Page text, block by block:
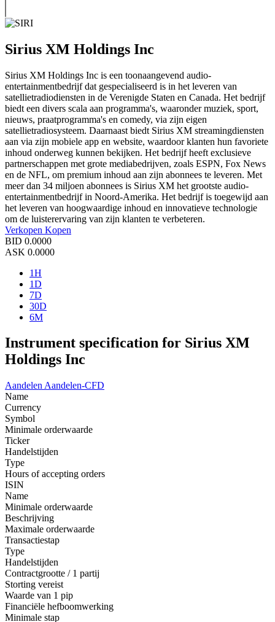
Sirius XM Holdings Inc
Sirius XM Holdings Inc is een toonaangevend audio-
entertainmentbedrijf dat gespecialiseerd is in het leveren van
satellietradiodiensten in de Verenigde Staten en Canada. Het bedrijf
biedt een divers scala aan programma's, waaronder muziek, sport,
nieuws, praatprogramma's en comedy, via zijn eigen
satellietradiosysteem. Daarnaast biedt Sirius XM streamingdiensten
aan via zijn mobiele app en website, waardoor klanten hun favoriete
inhoud onderweg kunnen bekijken. Het bedrijf heeft exclusieve
partnerschappen met grote mediabedrijven, zoals ESPN, Fox News
en de NFL, om premium inhoud aan zijn abonnees te leveren. Met
meer dan 34 miljoen abonnees is Sirius XM het grootste audio-
entertainmentbedrijf in Noord-Amerika. Het bedrijf is toegewijd aan
het leveren van hoogwaardige inhoud en innovatieve technologie
om de luisterervaring van zijn klanten te verbeteren.
Verkopen Kopen
BID 0.0000
ASK 0.0000
1H
1D
7D
30D
6M
Instrument specification for Sirius XM
Holdings Inc
Aandelen Aandelen-CFD
Name
Currency
Symbol
Minimale orderwaarde
Ticker
Handelstijden
Type
Hours of accepting orders
ISIN
Name
Minimale orderwaarde
Beschrijving
Maximale orderwaarde
Transactiestap
Type
Handelstijden
Contractgrootte / 1 partij
Storting vereist
Waarde van 1 pip
Financiële hefboomwerking
Minimale stap